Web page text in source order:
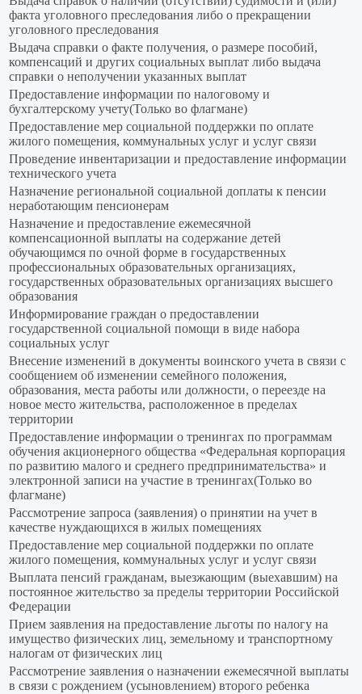
факта уголовного преследования либо о прекращении
уголовного преследования
Выдача справки о факте получения, о размере пособий,
компенсаций и других социальных выплат либо выдача
справки о неполучении указанных выплат
Предоставление информации по налоговому и
бухгалтерскому учету(Только во флагмане)
Предоставление мер социальной поддержки по оплате
жилого помещения, коммунальных услуг и услуг связи
Проведение инвентаризации и предоставление информации
технического учета
Назначение региональной социальной доплаты к пенсии
неработающим пенсионерам
Назначение и предоставление ежемесячной
компенсационной выплаты на содержание детей
обучающимся по очной форме в государственных
профессиональных образовательных организациях,
государственных образовательных организациях высшего
образования
Информирование граждан о предоставлении
государственной социальной помощи в виде набора
социальных услуг
Внесение изменений в документы воинского учета в связи с
сообщением об изменении семейного положения,
образования, места работы или должности, о переезде на
новое место жительства, расположенное в пределах
территории
Предоставление информации о тренингах по программам
обучения акционерного общества «Федеральная корпорация
по развитию малого и среднего предпринимательства» и
электронной записи на участие в тренингах(Только во
флагмане)
Рассмотрение запроса (заявления) о принятии на учет в
качестве нуждающихся в жилых помещениях
Предоставление мер социальной поддержки по оплате
жилого помещения, коммунальных услуг и услуг связи
Выплата пенсий гражданам, выезжающим (выехавшим) на
постоянное жительство за пределы территории Российской
Федерации
Прием заявления на предоставление льготы по налогу на
имущество физических лиц, земельному и транспортному
налогам от физических лиц
Рассмотрение заявления о назначении ежемесячной выплаты
в связи с рождением (усыновлением) второго ребенка